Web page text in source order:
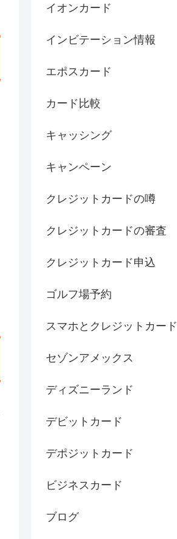
イオンカード
インビテーション情報
エポスカード
カード比較
キャッシング
キャンペーン
クレジットカードの噂
クレジットカードの審査
クレジットカード申込
ゴルフ場予約
スマホとクレジットカード
セゾンアメックス
ディズニーランド
デビットカード
デポジットカード
ビジネスカード
ブログ